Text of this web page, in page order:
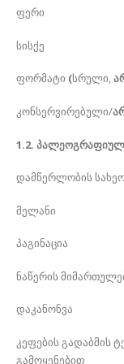
ფერი
ფორმატი (სრული,
კონსერვირებული/
1.2.
დამწერლობის
მელანი
ნაწერის
კეფების
გამოყენებით